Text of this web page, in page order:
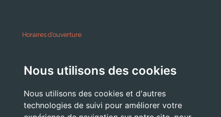
Nous utilisons des cookies
Nous utilisons des cookies et d'autres
technologies de suivi pour améliorer votre
Horaires d’ouverture
Lundi . Mardi : 10h 12h /16h 18h30
Jeudi . Vendredi : 13h30 / 17h